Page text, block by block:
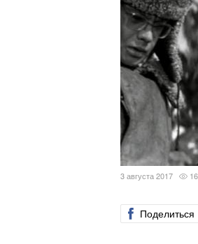
3 августа 2017
Поделиться